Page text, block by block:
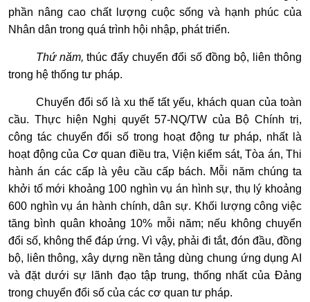
phần nâng cao chất lượng cuộc sống và hạnh phúc của
Nhân dân trong quá trình hội nhập, phát triển.
Thứ năm, thúc đẩy chuyển đổi số đồng bộ, liên thông
trong hệ thống tư pháp.
Chuyển đổi số là xu thế tất yếu, khách quan của toàn
cầu. Thực hiện Nghị quyết 57-NQ/TW của Bộ Chính trị,
công tác chuyển đổi số trong hoạt động tư pháp, nhất là
hoạt động của Cơ quan điều tra, Viện kiểm sát, Tòa án, Thi
hành án các cấp là yêu cầu cấp bách. Mỗi năm chúng ta
khởi tố mới khoảng 100 nghìn vụ án hình sự, thụ lý khoảng
600 nghìn vụ án hành chính, dân sự. Khối lượng công việc
tăng bình quân khoảng 10% mỗi năm; nếu không chuyển
đổi số, không thể đáp ứng. Vì vậy, phải đi tắt, đón đầu, đồng
bộ, liên thông, xây dựng nền tảng dùng chung ứng dụng AI
và đặt dưới sự lãnh đạo tập trung, thống nhất của Đảng
trong chuyển đổi số của các cơ quan tư pháp.